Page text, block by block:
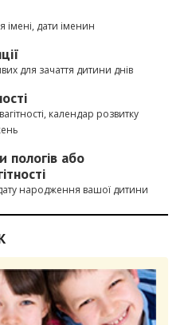
імені, дати іменин
для зачаття дитини днів
календар розвитку
пологів або
народження вашої дитини